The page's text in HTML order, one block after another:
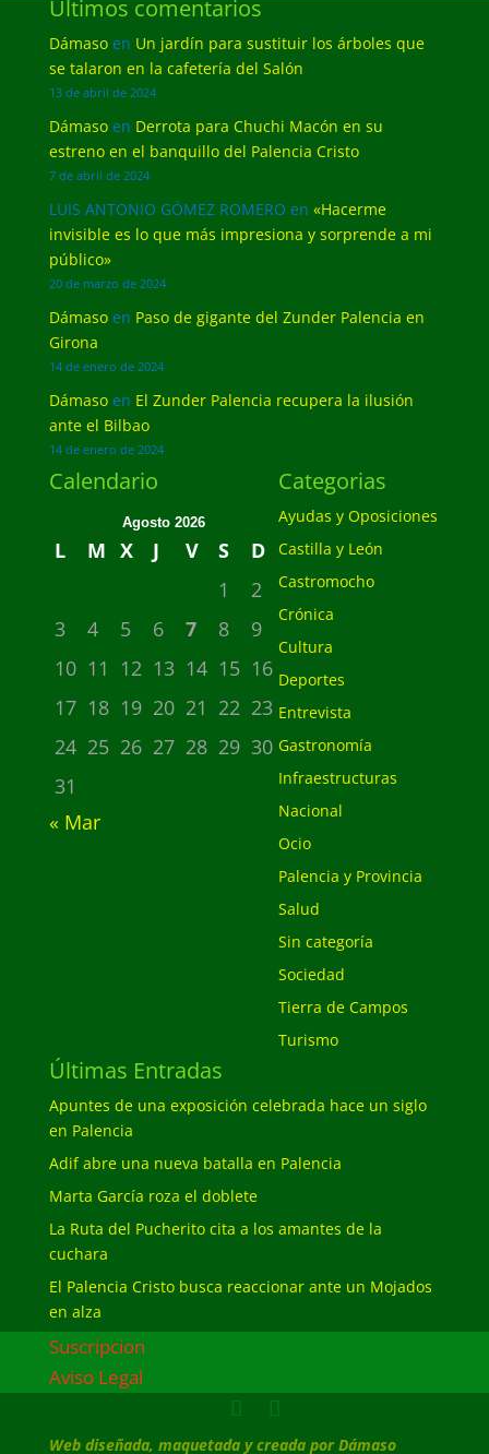
Últimos comentarios
Dámasoen Un jardín para sustituir los árboles que
se talaron en la cafetería del Salón
13 de abril de 2024
Dámasoen Derrota para Chuchi Macón en su
estreno en el banquillo del Palencia Cristo
7 de abril de 2024
LUIS ANTONIO GÓMEZ ROMERO en «Hacerme
invisible es lo que más impresiona y sorprende a mi
público»
20 de marzo de 2024
Dámasoen Paso de gigante del Zunder Palencia en
Girona
14 de enero de 2024
Dámasoen El Zunder Palencia recupera la ilusión
ante el Bilbao
14 de enero de 2024
Calendario
Agosto 2026
L M X J V S
D
1
2
3
4 5 6 7 8
9
10 11 12 13 14 15 16
17 18 19 20 21 22 23
24 25 26 27 28 29 30
31
« Mar
Categorias
Ayudas y Oposiciones
Castilla y León
Castromocho
Crónica
Cultura
Deportes
Entrevista
Gastronomía
Infraestructuras
Nacional
Ocio
Palencia y Provincia
Salud
Sin categoría
Sociedad
Tierra de Campos
Turismo
Últimas Entradas
Apuntes de una exposición celebrada hace un siglo
en Palencia
Adif abre una nueva batalla en Palencia
Marta García roza el doblete
La Ruta del Pucherito cita a los amantes de la
cuchara
El Palencia Cristo busca reaccionar ante un Mojados
en alza
Suscripcion
Aviso Legal
Web diseñada, maquetada y creada por Dámaso